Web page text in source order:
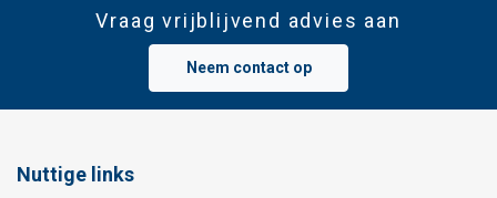
Eigenschappen:
Vraag vrijblijvend advies aan
Neem contact op
Nuttige links